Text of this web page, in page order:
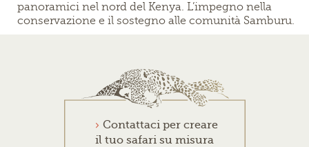
panoramici nel nord del Kenya. L’impegno nella
conservazione e il sostegno alle comunità Samburu.
Contattaci per creare
il tuo safari su misura